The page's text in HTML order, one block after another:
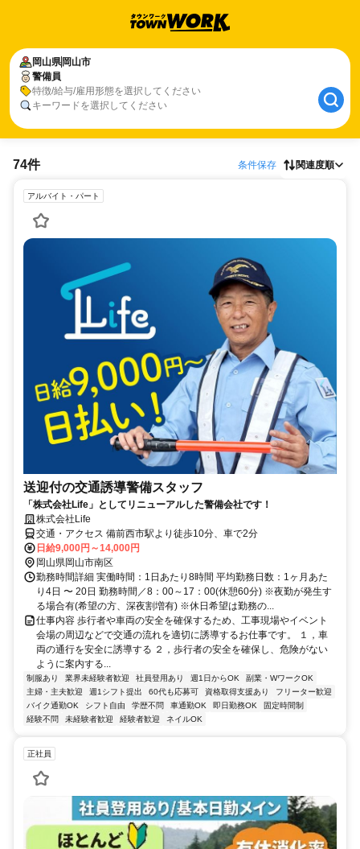
岡山県 岡山市
警備員
特徴/給与/雇用形態を選択してください
キーワードを選択してください
74件 条件保存 関連度順
アルバイト・パート
送迎付の交通誘導警備スタッフ
「株式会社Life」としてリニューアルした警備会社です！
株式会社Life
交通・アクセス 備前西市駅より徒歩10分、車で2分
日給9,000円～14,000円
岡山県岡山市南区
勤務時間詳細 実働時間：1日あたり8時間 平均勤務日数：1ヶ月あた
り4日 〜 20日 勤務時間／8：00～17：00(休憩60分) ※夜勤が発生す
る場合有(希望の方、深夜割増有) ※休日希望は勤務の...
仕事内容 歩行者や車両の安全を確保するため、工事現場やイベント
会場の周辺などで交通の流れを適切に誘導するお仕事です。 １，車
両の通行を安全に誘導する ２，歩行者の安全を確保し、危険がない
ように案内する...
制服あり 業界未経験者歓迎 社員登用あり 週1日からOK
副業・WワークOK
主婦・主夫歓迎
週1シフト提出 60代も応募可 資格取得支援あり
フリーター歓迎
バイク通勤OK
シフト自由 学歴不問 車通勤OK 即日勤務OK
固定時間制
経験不問
未経験者歓迎 経験者歓迎 ネイルOK
正社員